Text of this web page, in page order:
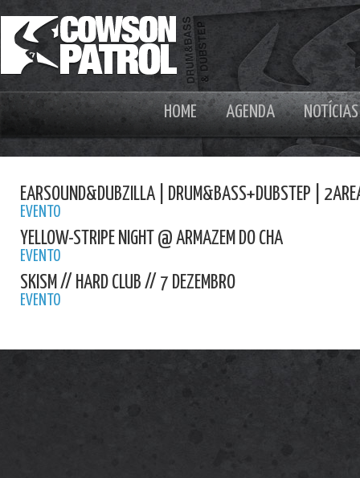
HOME AGENDA NOTÍCIAS
EARSOUND&DUBZILLA | DRUM&BASS+DUBSTEP |
EVENTO
YELLOW-STRIPE NIGHT @ ARMAZEM DO CHA
EVENTO
SKISM // HARD CLUB // 7 DEZEMBRO
EVENTO